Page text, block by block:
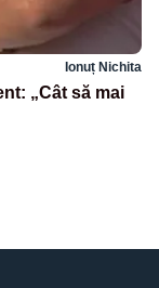
Ionuț Nichita
„Cât să mai